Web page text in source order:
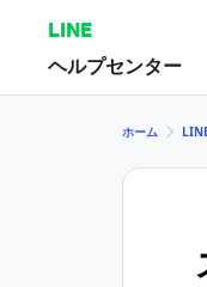
LINE
ヘルプセンター
ホーム